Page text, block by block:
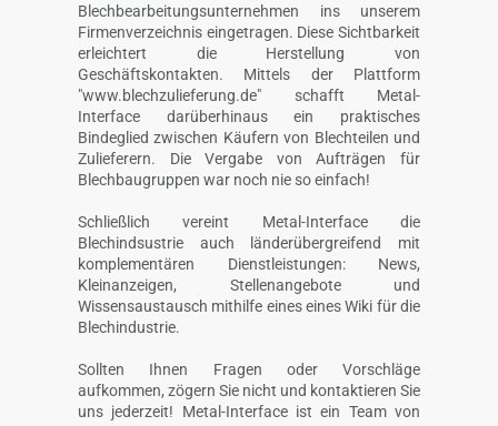
Blechbearbeitungsunternehmen ins unserem
Firmenverzeichnis eingetragen. Diese Sichtbarkeit
erleichtert die Herstellung von
Geschäftskontakten. Mittels der Plattform
"www.blechzulieferung.de" schafft Metal-
Interface darüberhinaus ein praktisches
Bindeglied zwischen Käufern von Blechteilen und
Zulieferern. Die Vergabe von Aufträgen für
Blechbaugruppen war noch nie so einfach!
Schließlich vereint Metal-Interface die
Blechindsustrie auch länderübergreifend mit
komplementären Dienstleistungen: News,
Kleinanzeigen, Stellenangebote und
Wissensaustausch mithilfe eines eines Wiki für die
Blechindustrie.
Sollten Ihnen Fragen oder Vorschläge
aufkommen, zögern Sie nicht und kontaktieren Sie
uns jederzeit! Metal-Interface ist ein Team von